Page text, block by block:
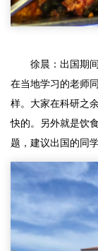
徐晨：出国期
在当地学习的老师
样。大家在科研之
快的。另外就是饮
题，建议出国的同